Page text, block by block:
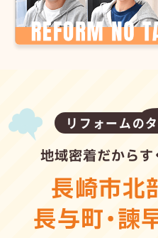
リフォームの
地域密着だから
長崎市北
長与町・諫